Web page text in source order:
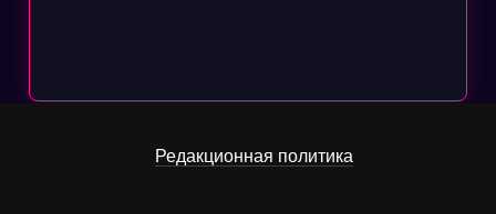
Редакционная политика